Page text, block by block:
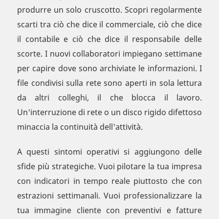
produrre un solo cruscotto. Scopri regolarmente
scarti tra ciò che dice il commerciale, ciò che dice
il contabile e ciò che dice il responsabile delle
scorte. I nuovi collaboratori impiegano settimane
per capire dove sono archiviate le informazioni. I
file condivisi sulla rete sono aperti in sola lettura
da altri colleghi, il che blocca il lavoro.
Un'interruzione di rete o un disco rigido difettoso
minaccia la continuità dell'attività.
A questi sintomi operativi si aggiungono delle
sfide più strategiche. Vuoi pilotare la tua impresa
con indicatori in tempo reale piuttosto che con
estrazioni settimanali. Vuoi professionalizzare la
tua immagine cliente con preventivi e fatture